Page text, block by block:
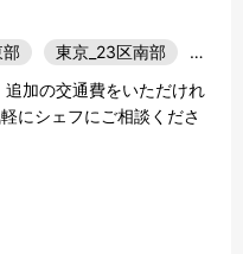
部 東京_23区南部
…
加の交通費をいただけれ
にシェフにご相談くださ